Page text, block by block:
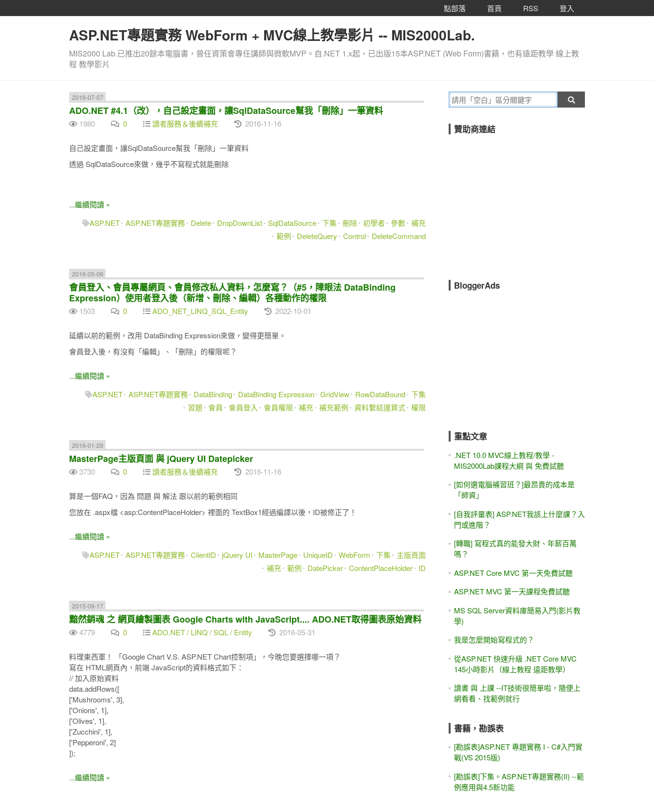
點部落 首頁 RSS 登入
ASP.NET專題實務 WebForm + MVC線上教學影片 -- MIS2000Lab.
MIS2000 Lab.已推出20餘本電腦書，曾任資策會專任講師與微軟MVP。自.NET 1.x起，已出版15本ASP.NET (Web Form)書籍，也有遠距教學 線上教
程 教學影片
2016-07-07
ADO.NET #4.1（改），自己設定畫面，讓SqlDataSource幫我「刪除」一筆資料
1980 0 讀者服務＆後續補充 2016-11-16
自己設定畫面，讓SqlDataSource幫我「刪除」一筆資料
透過 SqlDataSource來做，幾乎不寫程式就能刪除
...繼續閱讀 »
ASP.NET ASP.NET專題實務 Delete DropDownList SqlDataSource 下集 刪除 初學者 參數 補充
範例
DeleteQuery Control DeleteCommand
2016-05-09
會員登入、會員專屬網頁、會員修改私人資料，怎麼寫？（#5，障眼法 DataBinding
Expression）使用者登入後（新增、刪除、編輯）各種動作的權限
1503 0 ADO_NET_LINQ_SQL_Entity 2022-10-01
延續以前的範例，改用 DataBinding Expression來做，變得更簡單。
會員登入後，有沒有「編輯」、「刪除」的權限呢？
...繼續閱讀 »
ASP.NET ASP.NET專題實務 DataBinding DataBinding Expression GridView RowDataBound 下集
習題 會員 會員登入 會員權限 補充 補充範例 資料繫結運算式 權限
2016-01-29
MasterPage主版頁面 與 jQuery UI Datepicker
3730 0 讀者服務＆後續補充 2016-11-16
算是一個FAQ，因為 問題 與 解法 跟以前的範例相同
您放在 .aspx檔 <asp:ContentPlaceHolder> 裡面的 TextBox1經過編譯以後，ID被修正了！
...繼續閱讀 »
ASP.NET ASP.NET專題實務 ClientID jQuery UI MasterPage UniqueID WebForm 下集
主版頁面
補充 範例 DatePicker ContentPlaceHolder ID
2015-09-17
黯然銷魂 之 網頁繪製圖表 Google Charts with JavaScript.... ADO.NET取得圖表原始資料
4779 0 ADO.NET / LINQ / SQL / Entity 2016-05-31
料理東西軍！ 「Google Chart V.S. ASP.NET Chart控制項」，今晚您要選擇哪一項？
寫在 HTML網頁內，前端 JavaScript的資料格式如下：
// 加入原始資料
data.addRows([
['Mushrooms', 3],
['Onions', 1],
['Olives', 1],
['Zucchini', 1],
['Pepperoni', 2]
]);
...繼續閱讀 »
贊助商連結
BloggerAds
重點文章
.NET 10.0 MVC線上教程/教學 -
MIS2000Lab課程大綱 與 免費試聽
[如何選電腦補習班？]最昂貴的成本是
「師資」
[自我評量表] ASP.NET我該上什麼課？入
門或進階？
[轉職] 寫程式真的能發大財、年薪百萬
嗎？
ASP.NET Core MVC 第一天免費試聽
ASP.NET MVC 第一天課程免費試聽
MS SQL Server資料庫簡易入門(影片教
學)
我是怎麼開始寫程式的？
從ASP.NET 快速升級 .NET Core MVC
145小時影片（線上教程 遠距教學）
讀書 與 上課 --IT技術很簡單啦，隨便上
網看看、找範例就行
書籍，勘誤表
[勘誤表]ASP.NET 專題實務 I - C#入門實
戰(VS 2015版)
[勘誤表]下集。ASP.NET專題實務(II) --範
例應用與4.5新功能